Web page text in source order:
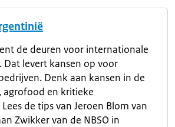
de deuren voor internationale
Dat levert kansen op voor
Denk aan kansen in de
agrofood en kritieke
de tips van Jeroen Blom van
Zwikker van de NBSO in